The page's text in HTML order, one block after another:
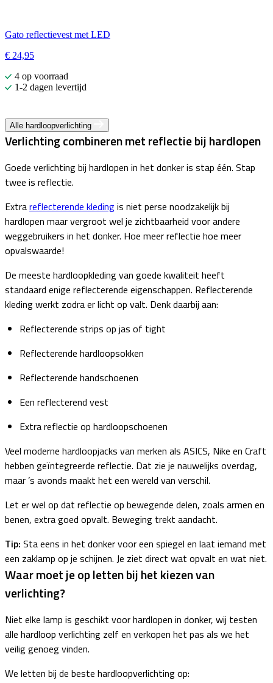
Gato reflectievest met LED
€ 24,95
4 op voorraad
1-2 dagen levertijd
Alle hardloopverlichting
Verlichting combineren met reflectie bij hardlopen
Goede verlichting bij hardlopen in het donker is stap één. Stap
twee is reflectie.
Extrareflecterende kledingis niet perse noodzakelijk bij
hardlopen maar vergroot wel je zichtbaarheid voor andere
weggebruikers in het donker. Hoe meer reflectie hoe meer
opvalswaarde!
De meeste hardloopkleding van goede kwaliteit heeft
standaard enige reflecterende eigenschappen. Reflecterende
kleding werkt zodra er licht op valt. Denk daarbij aan:
Reflecterende strips op jas of tight
Reflecterende hardloopsokken
Reflecterende handschoenen
Een reflecterend vest
Extra reflectie op hardloopschoenen
Veel moderne hardloopjacks van merken als ASICS, Nike en Craft
hebben geïntegreerde reflectie. Dat zie je nauwelijks overdag,
maar ’s avonds maakt het een wereld van verschil.
Let er wel op dat reflectie op bewegende delen, zoals armen en
benen, extra goed opvalt. Beweging trekt aandacht.
Tip: Sta eens in het donker voor een spiegel en laat iemand met
een zaklamp op je schijnen. Je ziet direct wat opvalt en wat niet.
Waar moet je op letten bij het kiezen van
verlichting?
Niet elke lamp is geschikt voor hardlopen in donker, wij testen
alle hardloop verlichting zelf en verkopen het pas als we het
veilig genoeg vinden.
We letten bij de beste hardloopverlichting op: